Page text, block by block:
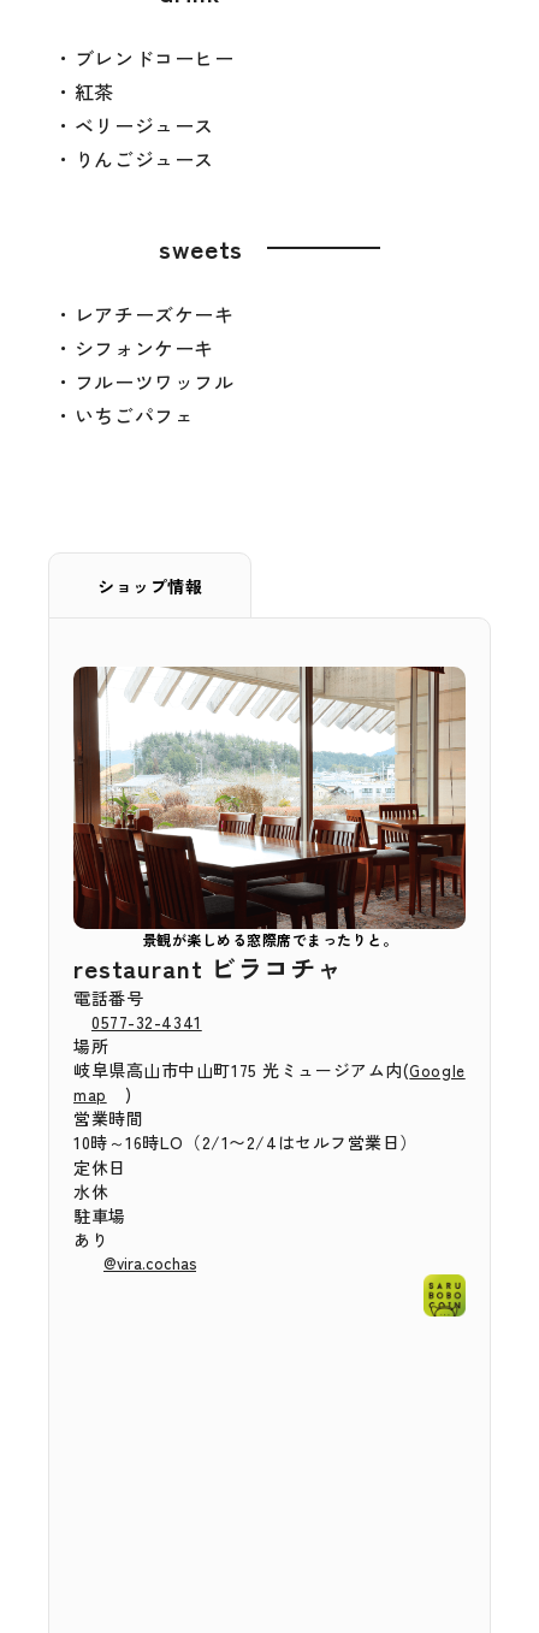
・ブレンドコーヒー
・紅茶
・ベリージュース
・りんごジュース
sweets
・レアチーズケーキ
・シフォンケーキ
・フルーツワッフル
・いちごパフェ
ショップ情報
景観が楽しめる窓際席でまったりと。
restaurant ビラコチャ
電話番号
0577-32-4341
場所
岐阜県高山市中山町175 光ミュージアム内(Google
map
)
営業時間
10時～16時LO（2/1〜2/4はセルフ営業日）
定休日
水休
駐車場
あり
@vira.cochas